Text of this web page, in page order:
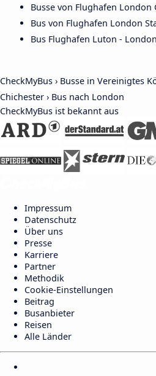
Busse von Flughafen London
Bus von Flughafen London
Bus Flughafen Luton - London
CheckMyBus › Busse in Vereinigtes
Chichester › Bus nach London
CheckMyBus ist bekannt aus
Impressum
Datenschutz
Über uns
Presse
Karriere
Partner
Methodik
Cookie-Einstellungen
Beitrag
Busanbieter
Reisen
Alle Länder